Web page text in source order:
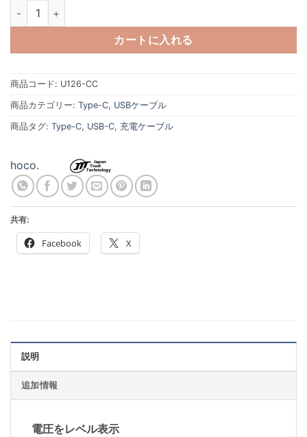
hoco U126 ダイナミックRGBケーブル PD100W U126-CCシリー
カートに入れる
商品コード: U126-CC
商品カテゴリー: Type-C, USBケーブル
商品タグ: Type-C, USB-C, 充電ケーブル
hoco.
共有:
Facebook X
説明
追加情報
電圧をレベル表示